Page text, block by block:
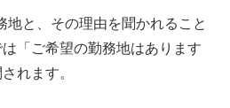
地と、その理由を聞かれること
「ご希望の勤務地はあります
れます。